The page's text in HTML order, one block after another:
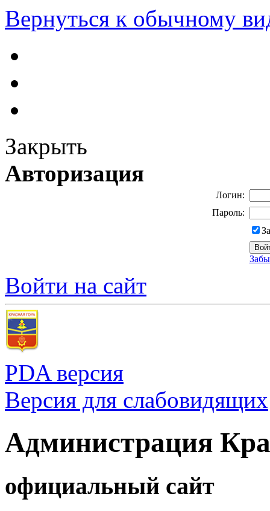
Вернуться к обычному
Закрыть
Авторизация
Логин:
Пароль:
Войти на сайт
PDA версия
Версия для слабовидящих
Администрация
официальный сайт